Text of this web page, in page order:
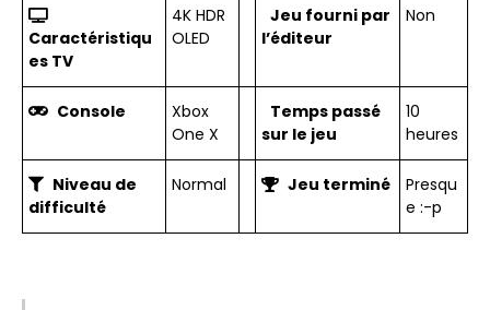
Caractéristiqu
es TV
4K HDR
OLED
Jeu fourni par
l’éditeur
Non
Console
Xbox
One X
Temps passé
sur le jeu
10
heures
Niveau de
difficulté
Normal Jeu terminé
Presqu
e :-p